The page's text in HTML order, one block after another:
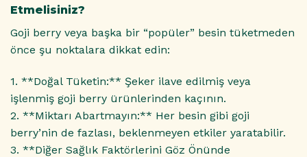
Etmelisiniz?
Goji berry veya başka bir “popüler” besin tüketmeden
önce şu noktalara dikkat edin:
1. **Doğal Tüketin:** Şeker ilave edilmiş veya
işlenmiş goji berry ürünlerinden kaçının.
2. **Miktarı Abartmayın:** Her besin gibi goji
berry’nin de fazlası, beklenmeyen etkiler yaratabilir.
3. **Diğer Sağlık Faktörlerini Göz Önünde